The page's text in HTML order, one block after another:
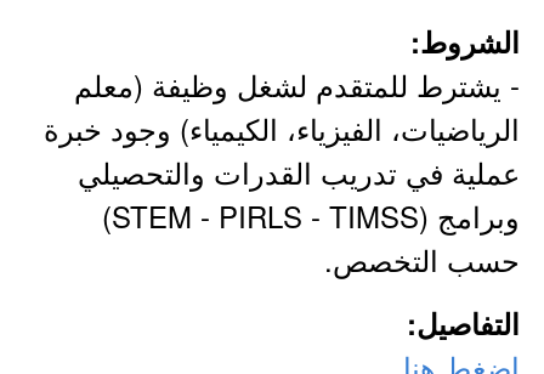
الشروط:
- يشترط للمتقدم لشغل وظيفة (معلم
الرياضيات، الفيزياء، الكيمياء) وجود خبرة
عملية في تدريب القدرات والتحصيلي
وبرامج (STEM - PIRLS - TIMSS)
حسب التخصص.
التفاصيل: